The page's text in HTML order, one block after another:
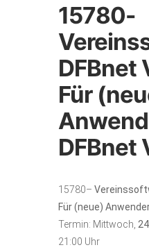
15780-
DFBnet
Für
DFBnet
15780–
Für (neue)
Termin: Mittwoch, 24.
21:00 Uhr